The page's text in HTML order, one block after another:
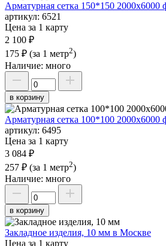
Арматурная сетка 150*150 2000х6000
артикул: 6521
Цена за 1 карту
2 100 ₽
175 ₽ (за 1 метр2)
Наличие: много
в корзину
Арматурная сетка 100*100 2000х6000
артикул: 6495
Цена за 1 карту
3 084 ₽
257 ₽ (за 1 метр2)
Наличие: много
в корзину
Закладное изделия, 10 мм в Москве
Цена за 1 карту